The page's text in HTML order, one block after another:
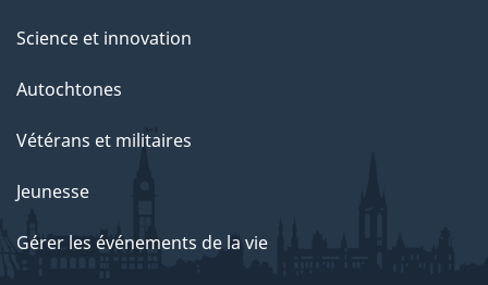
Science et innovation
Autochtones
Vétérans et militaires
Jeunesse
Gérer les événements de la vie